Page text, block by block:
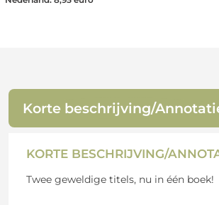
Korte beschrijving/
KORTE BESCHRIJVING/
Twee geweldige titels, nu in één boek!